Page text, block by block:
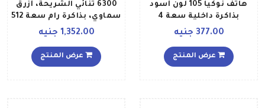
هاتف نوكيا 105 لون أسود
بذاكرة داخلية سعة 4
ميجابايت يدعم تقنية 2G
377.00 جنيه
عرض المنتج
6300 ثنائي الشريحة، أزرق
سماوي، بذاكرة رام سعة 512
1,352.00 جنيه
عرض المنتج